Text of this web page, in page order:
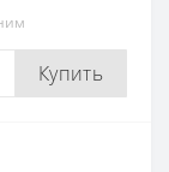
Купить